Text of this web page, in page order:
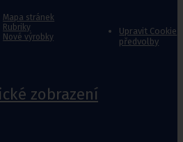
Mapa stránek
Rubriky
Nové výrobky
Upravit Cookie
předvolby
zobrazení